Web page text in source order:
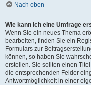
Nach oben
Wie kann ich eine Umfrage
Wenn Sie ein neues Thema
bearbeiten, finden Sie ein
Formulars zur
können, so haben Sie
erstellen. Sie sollten einen
die entsprechenden Felder
Antwortmöglichkeit in einer